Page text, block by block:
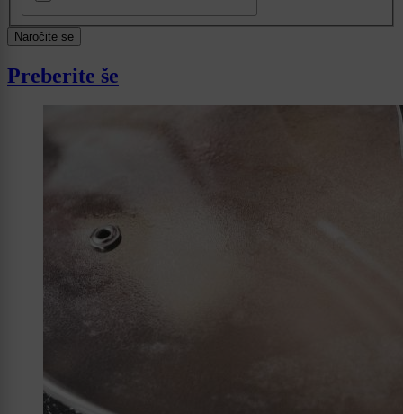
Naročite se
Preberite še